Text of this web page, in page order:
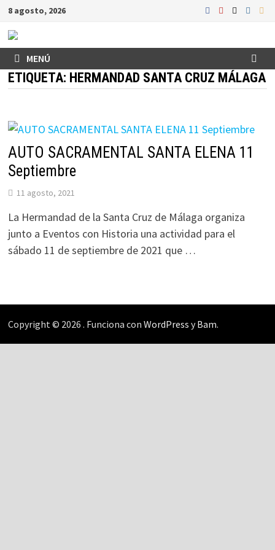
Saltar
contenido
8 agosto, 2026
MENÚ
ETIQUETA: HERMANDAD SANTA CRUZ MÁLAGA
AUTO SACRAMENTAL SANTA ELENA 11
Septiembre
11 agosto, 2021
La Hermandad de la Santa Cruz de Málaga organiza
junto a Eventos con Historia una actividad para el
sábado 11 de septiembre de 2021 que …
Copyright © 2026 . Funciona con WordPress yBam.